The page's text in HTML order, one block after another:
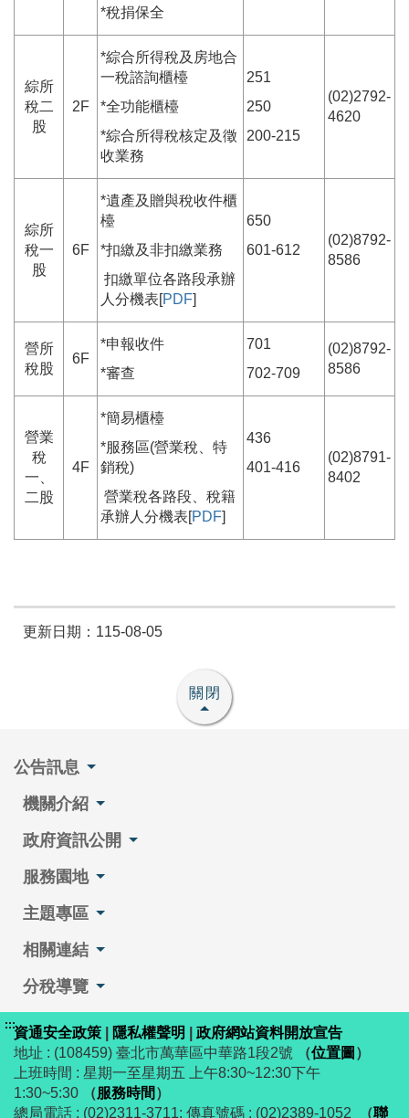
*稅捐保全
綜所
稅二
股
2F
*綜合所得稅及房地合
一稅諮詢櫃檯
*全功能櫃檯
*綜合所得稅核定及徵
收業務
251
250
200-215
(02)2792-
4620
綜所
稅一
股
6F
*遺產及贈與稅收件櫃
檯
*扣繳及非扣繳業務
扣繳單位各路段承辦
人分機表[PDF]
650
601-612
(02)8792-
8586
營所
稅股
6F
*申報收件
*審查
701
702-709
(02)8792-
8586
營業
稅
一、
二股
4F
*簡易櫃檯
*服務區(營業稅、特
銷稅)
營業稅各路段、稅籍
承辦人分機表[PDF]
436
401-416
(02)8791-
8402
更新日期：115-08-05
關閉
公告訊息
機關介紹
政府資訊公開
服務園地
主題專區
相關連結
分稅導覽
:::資通安全政策 隱私權聲明
政府網站資料開放宣告
地址 : (108459) 臺北市萬華區中華路1段2號
（位置圖 ）
上班時間 : 星期一至星期五 上午8:30~12:30下午
1:30~5:30
（服務時間 ）
總局電話 : (02)2311-3711; 傳真號碼 : (02)2389-1052
（聯